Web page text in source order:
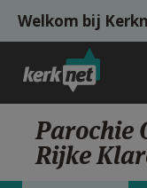
Overslaan en naar de
Welkom bij
KERK
Parochie
Rijke